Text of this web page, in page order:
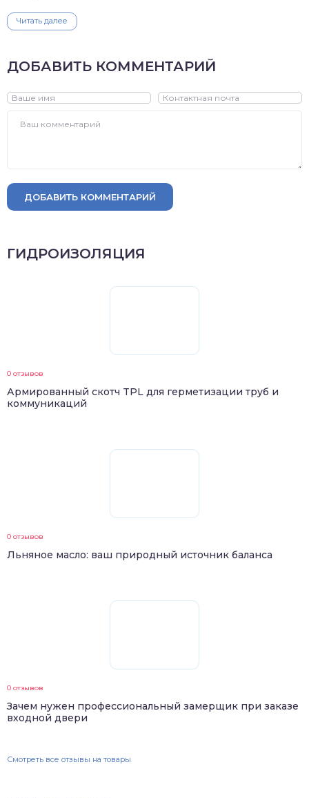
Читать далее
ДОБАВИТЬ КОММЕНТАРИЙ
ДОБАВИТЬ КОММЕНТАРИЙ
ГИДРОИЗОЛЯЦИЯ
0 отзывов
Армированный скотч TPL для герметизации труб и
коммуникаций
0 отзывов
Льняное масло: ваш природный источник баланса
0 отзывов
Зачем нужен профессиональный замерщик при заказе
входной двери
Смотреть все отзывы на товары